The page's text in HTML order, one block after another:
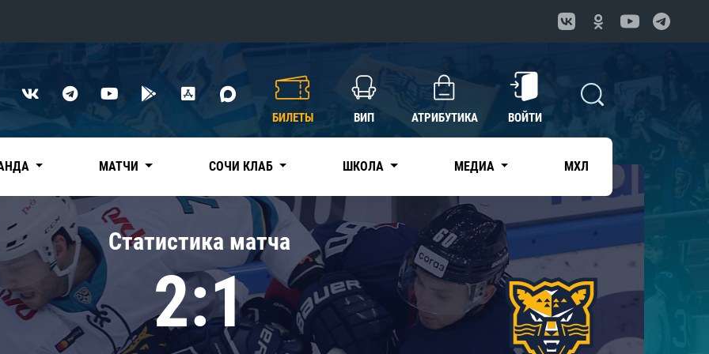
Нефтехимик
Трактор
Дивизион Чернышева
Авангард
Адмирал
КХЛ
БИЛЕТЫ ВИП АТРИБУТИКА ВОЙТИ
МАТЧИ СОЧИ КЛАБ ШКОЛА МЕДИА МХЛ
Статистика матча
2:1